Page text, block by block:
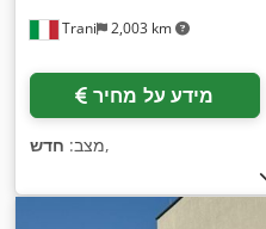
Trani 2,003 km
מידע על מחיר
מצב: חדש ,